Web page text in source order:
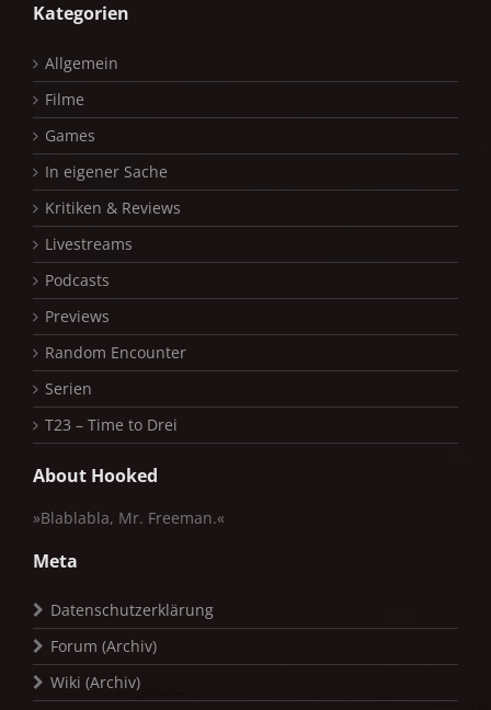
Kategorien
Allgemein
Filme
Games
In eigener Sache
Kritiken & Reviews
Livestreams
Podcasts
Previews
Random Encounter
Serien
T23 – Time to Drei
About Hooked
»Blablabla, Mr. Freeman.«
Meta
Datenschutzerklärung
Forum (Archiv)
Wiki (Archiv)